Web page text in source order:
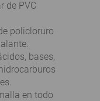
de PVC
policloruro
bases,
en todo